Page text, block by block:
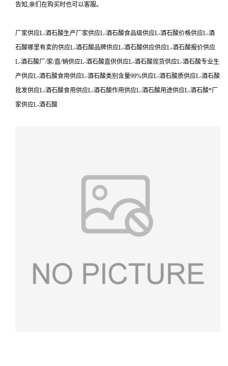
告知,亲们在购买时也可以客服。
厂家供应L-酒石酸生产厂家供应L-酒石酸食品级供应L-酒石酸价格供应L-酒
石酸哪里有卖的供应L-酒石酸品牌供应L-酒石酸供应供应L-酒石酸报价供应
L-酒石酸厂/家/直/销供应L-酒石酸直供供应L-酒石酸现货供应L-酒石酸专业生
产供应L-酒石酸食用供应L-酒石酸类别含量99%供应L-酒石酸质供应L-酒石酸
批发供应L-酒石酸食用供应L-酒石酸作用供应L-酒石酸用途供应L-酒石酸*厂
家供应L-酒石酸